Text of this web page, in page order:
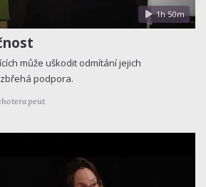
1h 50m
může uškodit odmítání jejich
podpora.